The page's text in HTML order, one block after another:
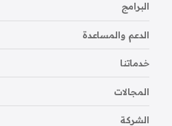
البرامج
الدعم والمساعدة
خدماتنا
المجالات
الشركة